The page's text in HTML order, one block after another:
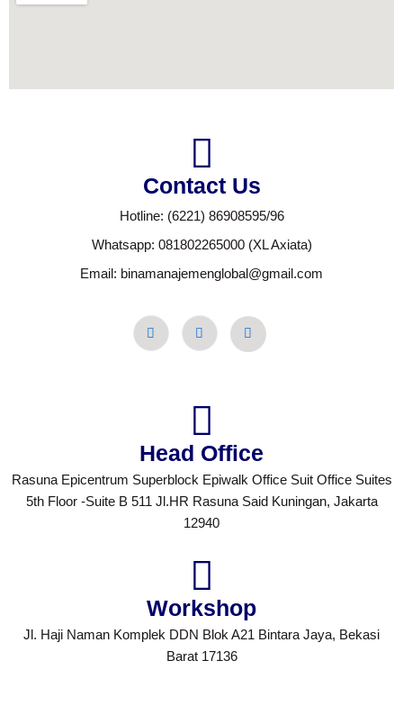
Contact Us
Hotline: (6221) 86908595/96
Whatsapp: 081802265000 (XL Axiata)
Email: binamanajemenglobal@gmail.com
Head Office
Rasuna Epicentrum Superblock Epiwalk Office Suit Office Suites
5th Floor -Suite B 511 Jl.HR Rasuna Said Kuningan, Jakarta
12940
Workshop
Jl. Haji Naman Komplek DDN Blok A21 Bintara Jaya, Bekasi
Barat 17136